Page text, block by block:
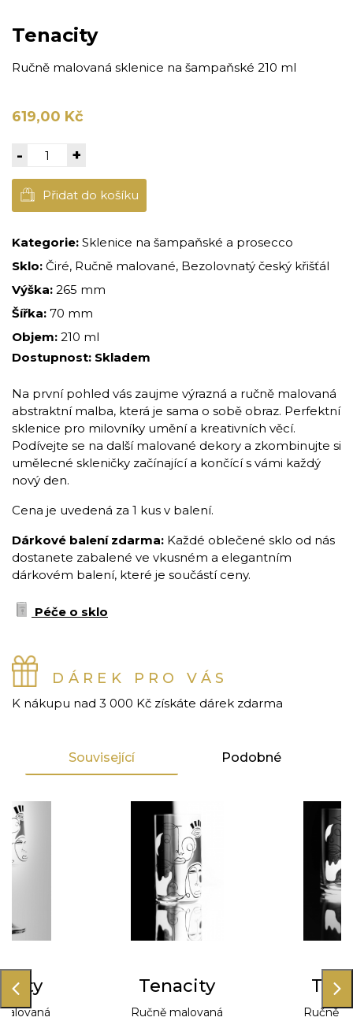
Tenacity
Ručně malovaná sklenice na šampaňské 210 ml
619,00 Kč
- +
Přidat do košíku
Kategorie: Sklenice na šampaňské a prosecco
Sklo: Čiré, Ručně malované, Bezolovnatý český křišťál
Výška: 265 mm
Šířka: 70 mm
Objem: 210 ml
Dostupnost: Skladem
Na první pohled vás zaujme výrazná a ručně malovaná
abstraktní malba, která je sama o sobě obraz. Perfektní
sklenice pro milovníky umění a kreativních věcí.
Podívejte se na další malované dekory a zkombinujte si
umělecné skleničky začínající a končící s vámi každý
nový den.
Cena je uvedená za 1 kus v balení.
Dárkové balení zdarma: Každé oblečené sklo od nás
dostanete zabalené ve vkusném a elegantním
dárkovém balení, které je součástí ceny.
Péče o sklo
DÁREK PRO VÁS
K nákupu nad 3 000 Kč získáte dárek zdarma
Související Podobné
Tenacity
Ručně malovaná
Ručně